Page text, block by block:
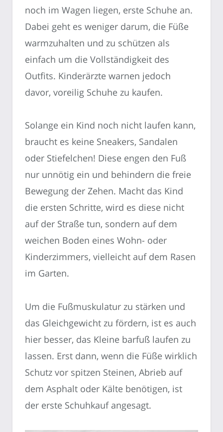
noch im Wagen liegen, erste Schuhe an.
Dabei geht es weniger darum, die Füße
warmzuhalten und zu schützen als
einfach um die Vollständigkeit des
Outfits. Kinderärzte warnen jedoch
davor, voreilig Schuhe zu kaufen.
Solange ein Kind noch nicht laufen kann,
braucht es keine Sneakers, Sandalen
oder Stiefelchen! Diese engen den Fuß
nur unnötig ein und behindern die freie
Bewegung der Zehen. Macht das Kind
die ersten Schritte, wird es diese nicht
auf der Straße tun, sondern auf dem
weichen Boden eines Wohn- oder
Kinderzimmers, vielleicht auf dem Rasen
im Garten.
Um die Fußmuskulatur zu stärken und
das Gleichgewicht zu fördern, ist es auch
hier besser, das Kleine barfuß laufen zu
lassen. Erst dann, wenn die Füße wirklich
Schutz vor spitzen Steinen, Abrieb auf
dem Asphalt oder Kälte benötigen, ist
der erste Schuhkauf angesagt.